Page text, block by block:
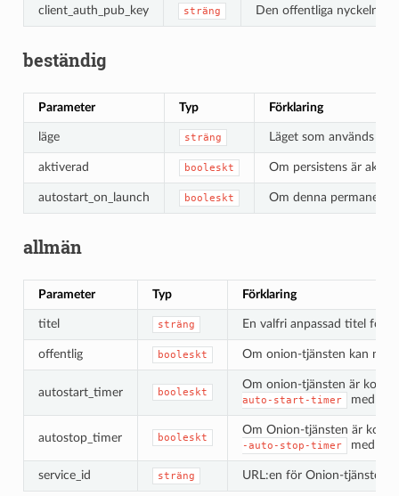
client_auth_pub_key sträng Den offentliga nyckeln
beständig
Parameter Typ Förklaring
läge sträng Läget som används av
aktiverad booleskt Om persistens är
autostart_on_launch booleskt Om denna
allmän
Parameter Typ Förklaring
titel sträng En valfri anpassad titel för
offentlig booleskt Om onion-tjänsten kan nås
autostart_timer booleskt
Om onion-tjänsten är
auto-start-timer med
autostop_timer booleskt
Om Onion-tjänsten är
-auto-stop-timer med
service_id sträng URL:en för Onion-tjänsten